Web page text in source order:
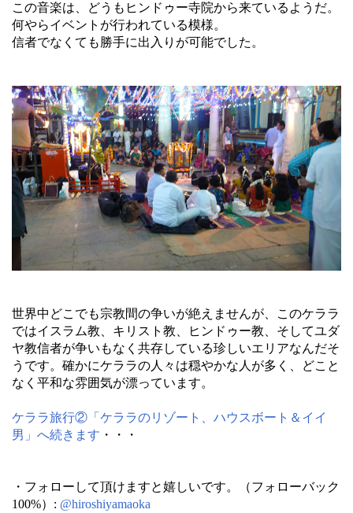
この音楽は、どうもヒンドゥー寺院から来ているようだ。
何やらイベントが行われている模様。
信者でなくても勝手に出入りが可能でした。
世界中どこでも宗教間の争いが絶えませんが、このケララ
ではイスラム教、キリスト教、ヒンドゥー教、そしてユダ
ヤ教信者が争いもなく共存している珍しいエリアなんだそ
うです。確かにケララの人々は穏やかな人が多く、どこと
なく平和な雰囲気が漂っています。
ケララ旅行②「ケララのリゾート、ハウスボート＆イイ
男」へ続きます ・・・
・フォローして頂けますと嬉しいです。（フォローバック
100%）: @hiroshiyamaoka